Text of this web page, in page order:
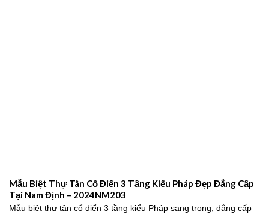
Mẫu Biệt Thự Tân Cổ Điển 3 Tầng Kiểu Pháp Đẹp Đẳng Cấp
Tại Nam Định – 2024NM203
Mẫu biệt thự tân cổ điển 3 tầng kiểu Pháp sang trọng, đẳng cấp